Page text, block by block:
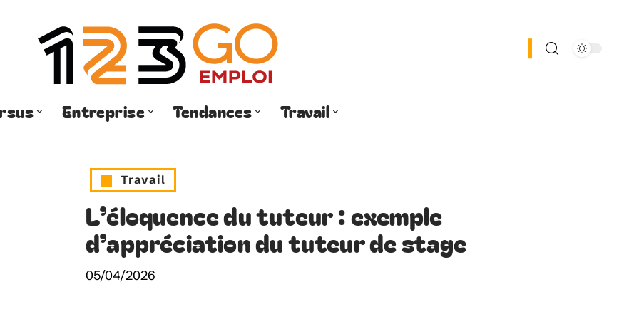
Entreprise Tendances Travail
Travail
L’éloquence du tuteur : exemple
d’appréciation du tuteur de stage
05/04/2026